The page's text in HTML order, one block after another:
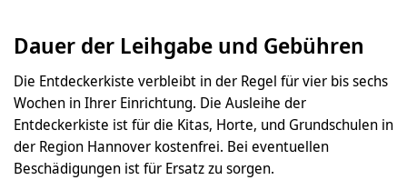
Dauer der Leihgabe und Gebühren
Die Entdeckerkiste verbleibt in der Regel für vier bis sechs
Wochen in Ihrer Einrichtung. Die Ausleihe der
Entdeckerkiste ist für die Kitas, Horte, und Grundschulen in
der Region Hannover kostenfrei. Bei eventuellen
Beschädigungen ist für Ersatz zu sorgen.